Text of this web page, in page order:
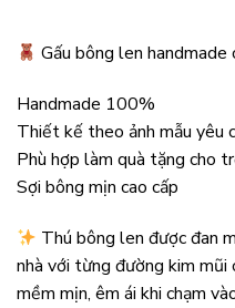
Gấu bông len handmade
Handmade 100%
Thiết kế theo ảnh mẫu yêu
Phù hợp làm quà tặng cho
Sợi bông mịn cao cấp
Thú bông len được đan
nhà với từng đường kim mũi
mềm mịn, êm ái khi chạm